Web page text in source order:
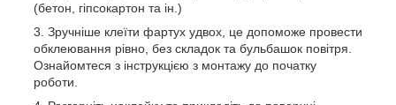
(бетон, гіпсокартон та ін.)
Зручніше клеїти фартух удвох, це допоможе провести
обклеювання рівно, без складок та бульбашок повітря.
Ознайомтеся з інструкцією з монтажу до початку
роботи.